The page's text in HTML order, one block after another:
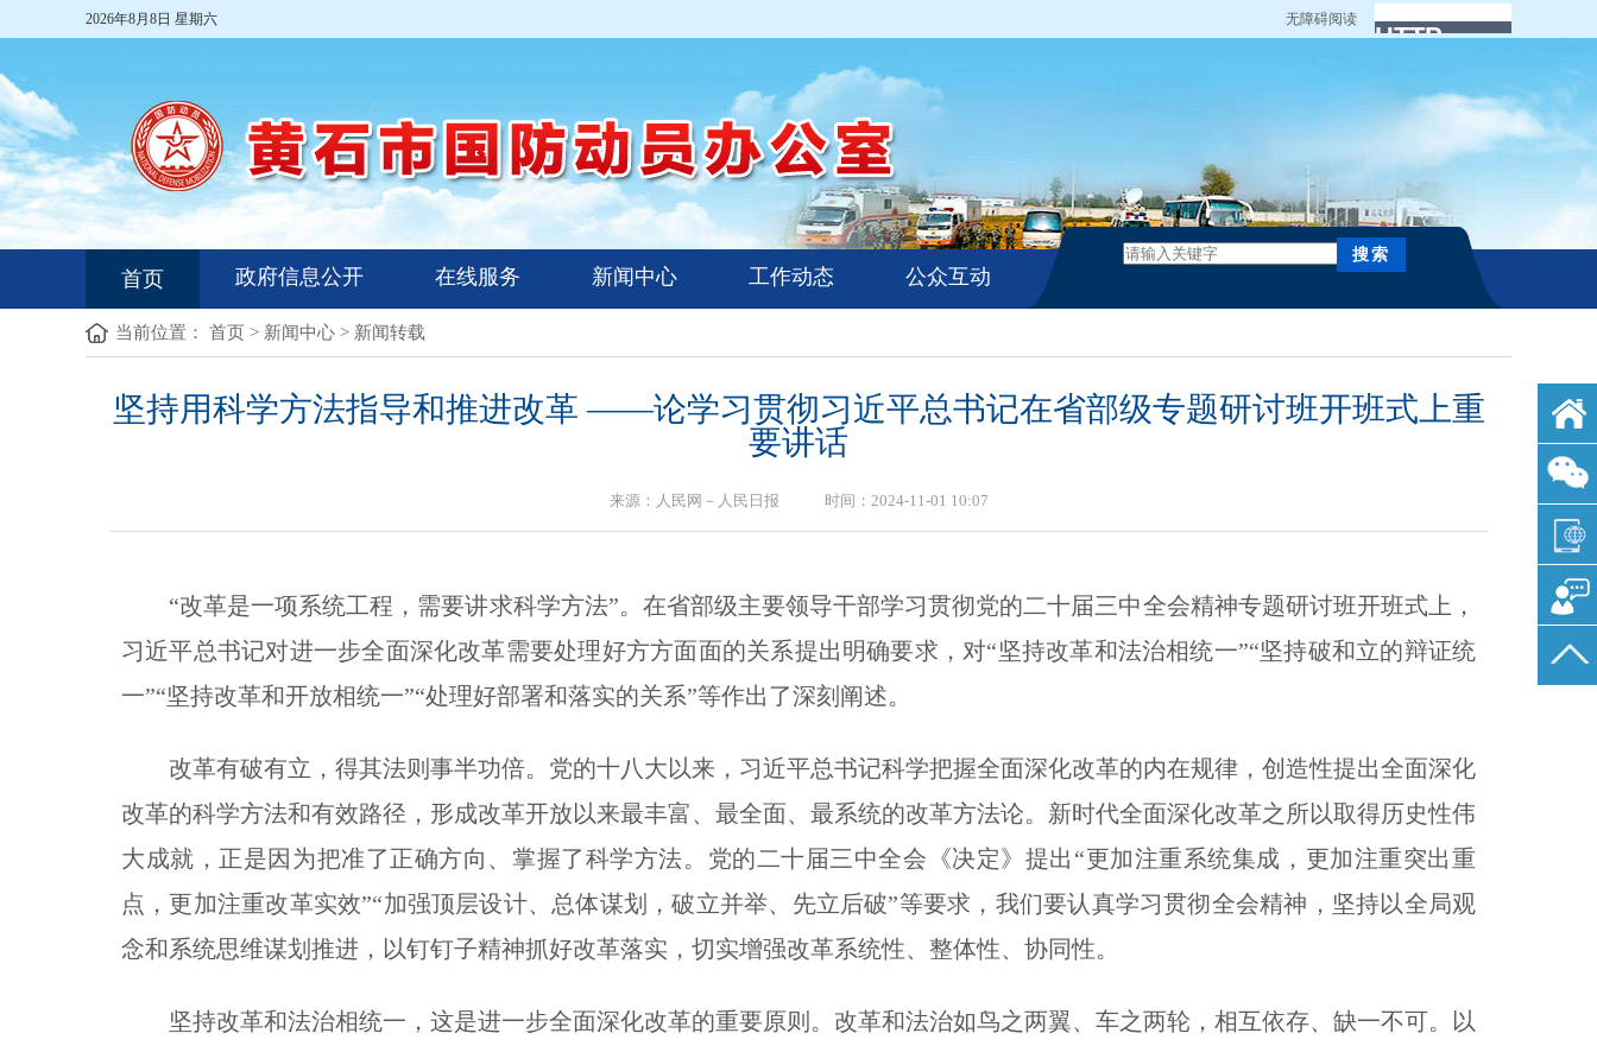
无障碍阅读
2026年8月8日 星期六
首页 政府信息公开 在线服务 新闻中心 工作动态 公众互动
当前位置： 首页 > 新闻中心 > 新闻转载
坚持用科学方法指导和推进改革 ——论学习贯彻习近平总书记在省部级专题研讨班开班式上重
要讲话
来源：人民网－人民日报 时间：2024-11-01 10:07
“改革是一项系统工程，需要讲求科学方法”。在省部级主要领导干部学习贯彻党的二十届三中全会精神专题研讨班开班式上，
习近平总书记对进一步全面深化改革需要处理好方方面面的关系提出明确要求，对“坚持改革和法治相统一”“坚持破和立的辩证统
一”“坚持改革和开放相统一”“处理好部署和落实的关系”等作出了深刻阐述。
改革有破有立，得其法则事半功倍。党的十八大以来，习近平总书记科学把握全面深化改革的内在规律，创造性提出全面深化
改革的科学方法和有效路径，形成改革开放以来最丰富、最全面、最系统的改革方法论。新时代全面深化改革之所以取得历史性伟
大成就，正是因为把准了正确方向、掌握了科学方法。党的二十届三中全会《决定》提出“更加注重系统集成，更加注重突出重
点，更加注重改革实效”“加强顶层设计、总体谋划，破立并举、先立后破”等要求，我们要认真学习贯彻全会精神，坚持以全局观
念和系统思维谋划推进，以钉钉子精神抓好改革落实，切实增强改革系统性、整体性、协同性。
坚持改革和法治相统一，这是进一步全面深化改革的重要原则。改革和法治如鸟之两翼、车之两轮，相互依存、缺一不可。以